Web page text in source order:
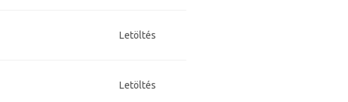
Letöltés
Letöltés